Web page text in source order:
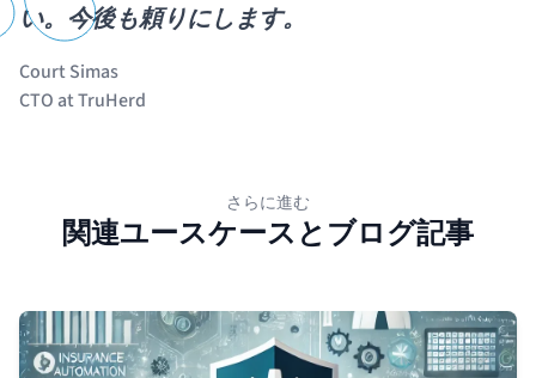
い。今後も頼りにします。
Court Simas
CTO at TruHerd
さらに進む
関連ユースケースとブログ記事